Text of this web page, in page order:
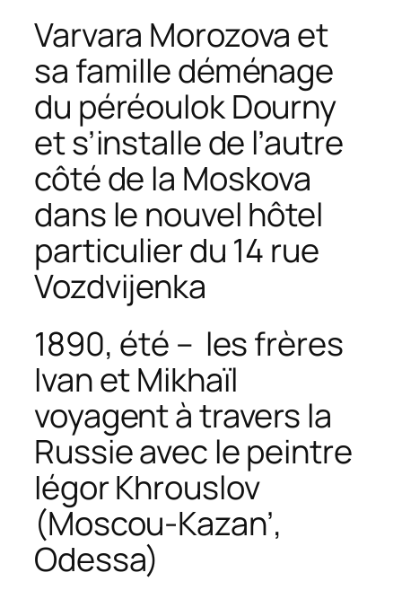
Varvara Morozova et
sa famille déménage
du péréoulok Dourny
et s’installe de l’autre
côté de la Moskova
dans le nouvel hôtel
particulier du 14 rue
Vozdvijenka
1890, été – les frères
Ivan et Mikhaïl
voyagent à travers la
Russie avec le peintre
Iégor Khrouslov
(Moscou-Kazan’,
Odessa)